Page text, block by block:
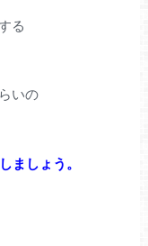
る
いの
ましょう。